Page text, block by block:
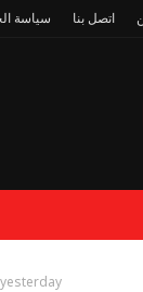
اتصل بنا سياسة